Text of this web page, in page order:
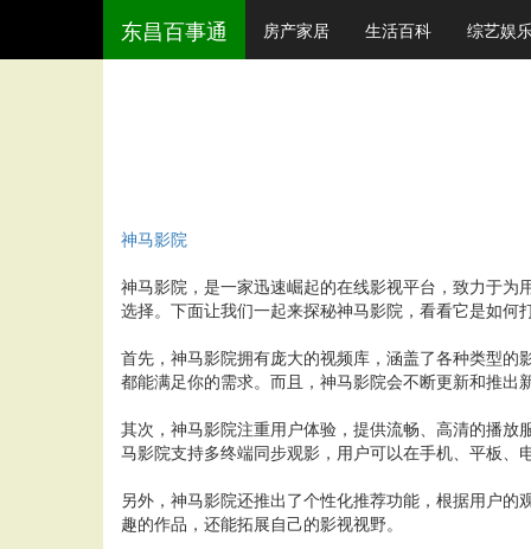
东昌百事通 房产家居 生活百科 综艺娱
神马影院
神马影院，是一家迅速崛起的在线影视平台，致力于
选择。下面让我们一起来探秘神马影院，看看它是如何
首先，神马影院拥有庞大的视频库，涵盖了各种类型
都能满足你的需求。而且，神马影院会不断更新和推出
其次，神马影院注重用户体验，提供流畅、高清的播
马影院支持多终端同步观影，用户可以在手机、平板、
另外，神马影院还推出了个性化推荐功能，根据用户
趣的作品，还能拓展自己的影视视野。